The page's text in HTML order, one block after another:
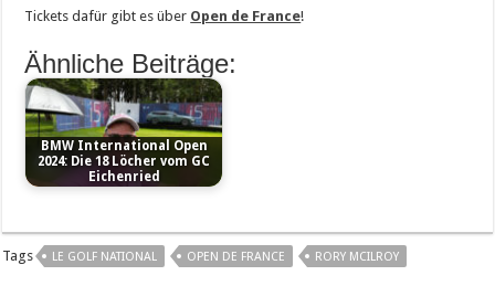
Tickets dafür gibt es über Open de France!
Ähnliche Beiträge:
BMW International Open
2024: Die 18 Löcher vom GC
Eichenried
Tags LE GOLF NATIONAL OPEN DE FRANCE RORY MCILROY